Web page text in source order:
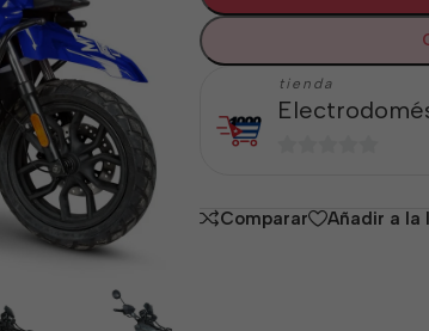
tienda
5
Comparar Añadir a la